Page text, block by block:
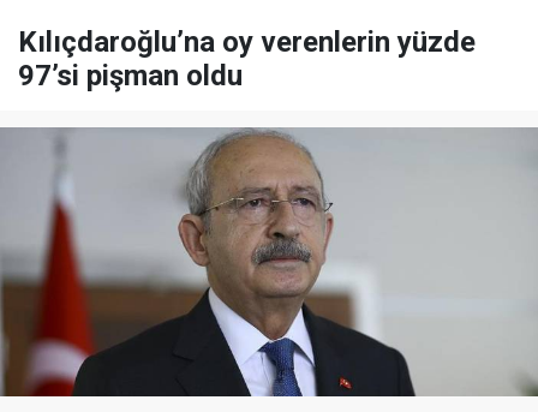
Kılıçdaroğlu’na oy verenlerin yüzde
97’si pişman oldu